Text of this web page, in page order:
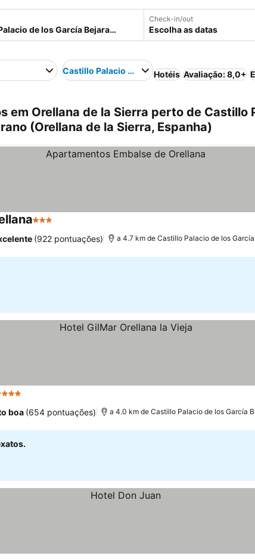
Check-in/out
Escolha as datas
Castillo Palacio de los García Bejarano
Hotéis Avaliação: 8,0+
em Orellana de la Sierra perto de Castillo
(Orellana de la Sierra, Espanha)
3 Estrelas
(922 pontuações) a 4.7 km de Castillo Palacio de los
Estrelas
boa (654 pontuações) a 4.0 km de Castillo Palacio de los García